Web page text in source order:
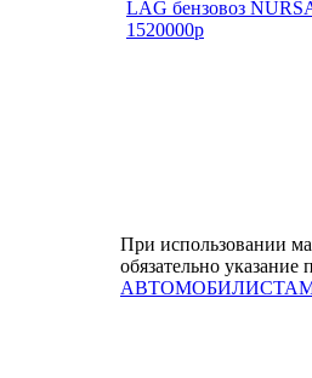
LAG бензовоз
1520000р
При использовании
обязательно